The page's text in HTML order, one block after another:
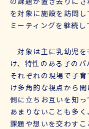
を対象に施設を訪問
ミーティングを継続し
対象は主に乳幼児を
け、特性のある子のパ
それぞれの現場で子
け多角的な視点から
側に立ちお互いを知
あまりないことも多
課題や想いを交わす